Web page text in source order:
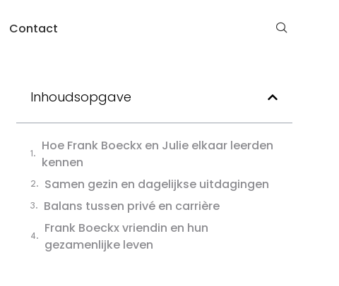
Contact
Inhoudsopgave
Hoe Frank Boeckx en Julie elkaar leerden
kennen
Samen gezin en dagelijkse uitdagingen
Balans tussen privé en carrière
Frank Boeckx vriendin en hun
gezamenlijke leven